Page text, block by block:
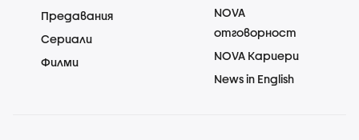
Предавания
Сериали
Филми
NOVA
отговорност
NOVA Кариери
News in English